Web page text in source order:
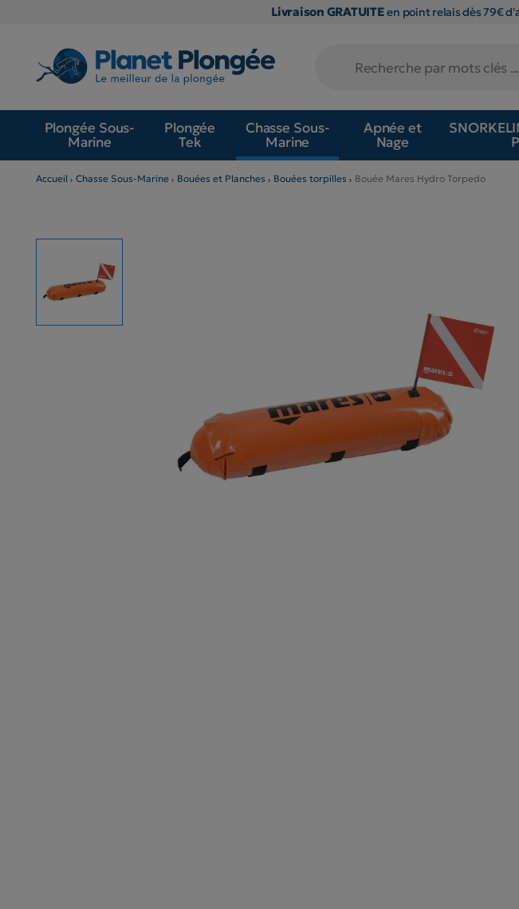
Livraison GRATUITEen point relais dès 79€
Plongée Sous-
Marine
Plongée
Tek
Chasse Sous-
Marine
Apnée et
Nage
Accueil Chasse Sous-Marine Bouées et Planches Bouées torpilles Bouée Mares Hydro Torpedo